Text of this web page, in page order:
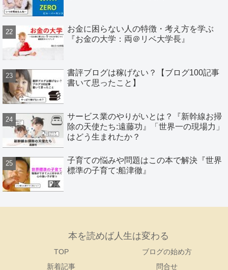
お金に困らない人の特徴・考え方を学ぶ
『お金の大学：両＠リベ大学長』
書評ブログは稼げない？【ブログ100記事
書いて思ったこと】
サービス業のやりがいとは？『新幹線お掃
除の天使たち:遠藤功』「世界一の現場力」
はどう生まれたか？
子育ての悩みや問題はこの本で解決『世界
標準の子育て:船津徹』
本を読めば人生は変わる
TOP
ブログの始め方
新着記事
問合せ